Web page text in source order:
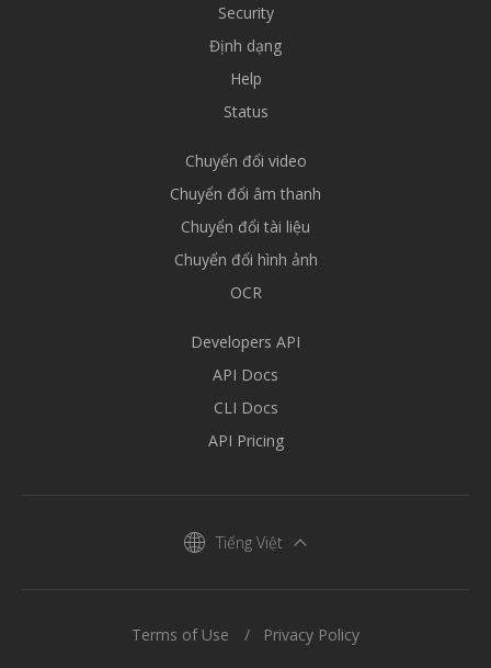
Security
Định dạng
Help
Status
Chuyển đổi video
Chuyển đổi âm thanh
Chuyển đổi tài liệu
Chuyển đổi hình ảnh
OCR
Developers API
API Docs
CLI Docs
API Pricing
Tiếng Việt
Terms of Use Privacy Policy